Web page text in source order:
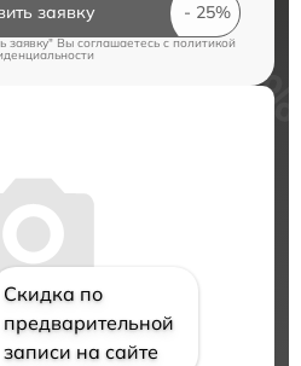
заявку
заявку" Вы соглашаетесь c политикой
Скидка по
предварительной
записи на сайте